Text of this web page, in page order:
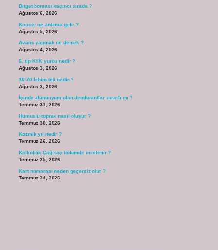
Bitget borsası kaçıncı sırada ?
Ağustos 6, 2026
Konser ne anlama gelir ?
Ağustos 5, 2026
Avans yapmak ne demek ?
Ağustos 4, 2026
6. tip KYK yurdu nedir ?
Ağustos 3, 2026
30-70 lehim teli nedir ?
Ağustos 3, 2026
İçinde alüminyum olan deodorantlar zararlı mı ?
Temmuz 31, 2026
Humuslu toprak nasıl oluşur ?
Temmuz 30, 2026
Kozmik yıl nedir ?
Temmuz 26, 2026
Kalkolitik Çağ kaç bölümde incelenir ?
Temmuz 25, 2026
Kart numarası neden geçersiz olur ?
Temmuz 24, 2026